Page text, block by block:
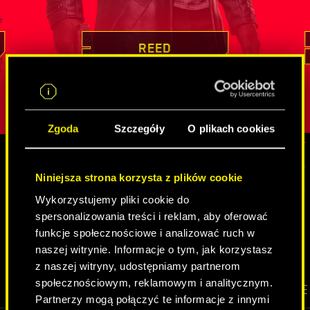
Zgoda Szczegóły O plikach cookies
Niniejsza strona korzysta z plików cookie
Wykorzystujemy pliki cookie do
spersonalizowania treści i reklam, aby oferować
funkcje społecznościowe i analizować ruch w
naszej witrynie. Informacje o tym, jak korzystasz
z naszej witryny, udostępniamy partnerom
społecznościowym, reklamowym i analitycznym.
Partnerzy mogą połączyć te informacje z innymi
jej
atut,
w jej
dowodził swoich mistrzowskich
umiejętności, podejmując się misji z
pozoru niemożliwych. Pozyskiwanie
cennych informacji czy infiltracja
strzeżonych celów to dla niego chleb
powszechny. Reed jest przy tym kimś
obdarzonym głębokim poczuciem
obowiązku, a u osób, z którymi
współpracuje, najwyżej ceni sobie
REED
który
innych
jest
spędziła
cechy
MEDIA
CYBERPUNK 2077
WIDEO SCREENSHOTY GRAFIKI KONCEPCYJNE